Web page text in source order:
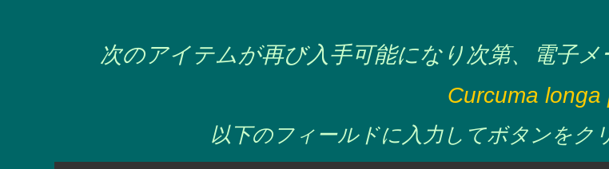
次のアイテムが再び入手可能になり次第、電子
Curcuma longa
以下のフィールドに入力してボタンをク